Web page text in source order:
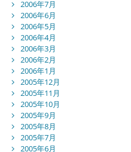
2006年7月
2006年6月
2006年5月
2006年4月
2006年3月
2006年2月
2006年1月
2005年12月
2005年11月
2005年10月
2005年9月
2005年8月
2005年7月
2005年6月